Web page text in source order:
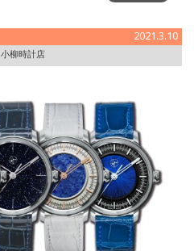
2021.3.10
小柳時計店